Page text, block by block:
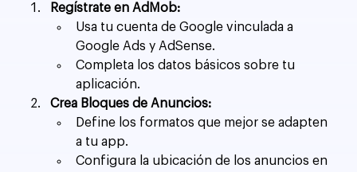
Regístrate en AdMob:
Usa tu cuenta de Google vinculada a
Google Ads y AdSense.
Completa los datos básicos sobre tu
aplicación.
Crea Bloques de Anuncios:
Define los formatos que mejor se adapten
a tu app.
Configura la ubicación de los anuncios en